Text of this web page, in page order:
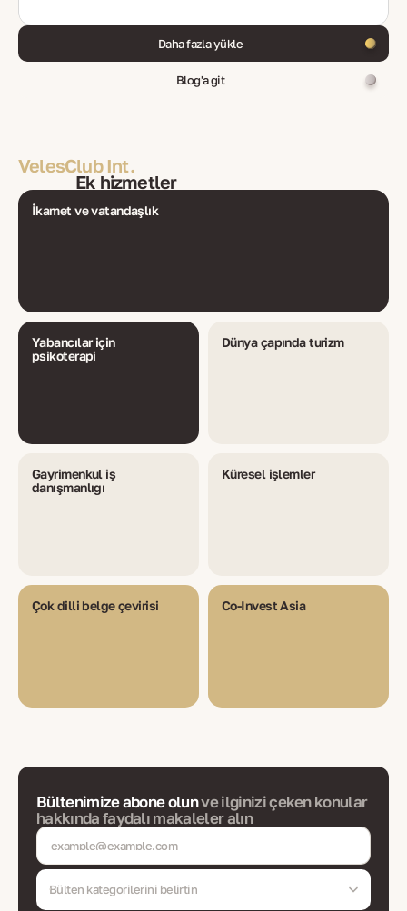
Daha fazla yükle
Blog'a git
VelesClub Int.
Ek hizmetler
İkamet ve vatandaşlık
Yabancılar için
psikoterapi
Dünya çapında turizm
Gayrimenkul iş
danışmanlığı
Küresel işlemler
Çok dilli belge çevirisi Co-Invest Asia
Bültenimize abone olunve ilginizi çeken konular
hakkında faydalı makaleler alın
Bülten kategorilerini belirtin